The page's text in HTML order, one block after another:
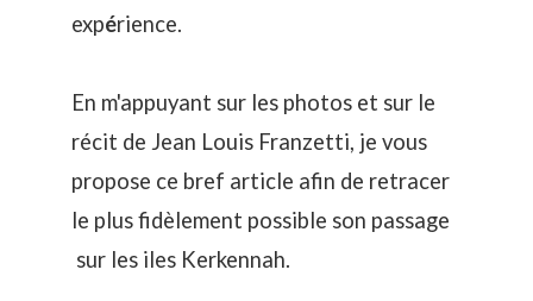
expérience.
En m'appuyant sur les photos et sur le
récit de Jean Louis Franzetti, je vous
propose ce bref article afin de retracer
le plus fidèlement possible son passage
sur les iles Kerkennah.